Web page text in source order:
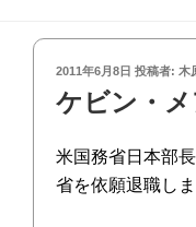
投
稿
日:
2011年6月8日 投稿者: 木
ケビン・
米国務省日本部
省を依願退職しま